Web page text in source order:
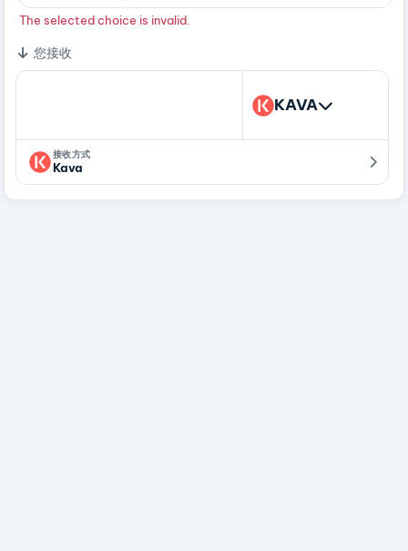
The selected choice is invalid.
您接收
KAVA
接收方式
Kava